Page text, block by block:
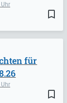
bookmark_border
bookmark_border
für